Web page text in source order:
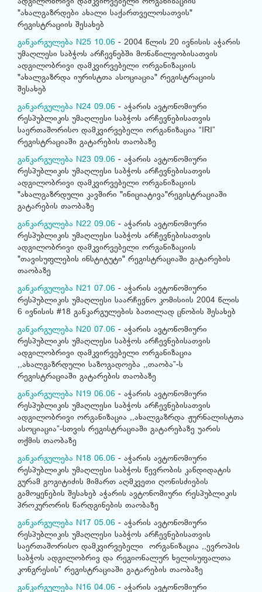
"ახალგაზრდები ახალი საქართველოსათვის"
რეგისტრაციის შესახებ
განკარგულება N25 10.06 - 2004 წლის 20 ივნისის აჭარის
უმაღლესი საბჭოს არჩევნებში მონაწილეობისათვის
ადგილობრივი დამკვირვებელი ორგანიზაციის
"ახალგაზრდა იურისტთა ასოციაცია" რეგისტრაციის
შესახებ
განკარგულება N24 09.06 - აჭარის ავტონომიური
რესპუბლიკის უმაღლესი საბჭოს არჩევნებისათვის
საერთაშორისო დამკვირვებელი ორგანიზაცია “IRI”
რეგისტრაციაში გატარების თაობაზე
განკარგულება N23 09.06 - აჭარის ავტონომიური
რესპუბლიკის უმაღლესი საბჭოს არჩევნებისათვის
ადგილობრივი დამკვირვებელი ორგანიზაციის
"ახალგაზრდული კავშირი "ინიციატივა"რეგისტრაციაში
გატარების თაობაზე
განკარგულება N22 09.06 - აჭარის ავტონომიური
რესპუბლიკის უმაღლესი საბჭოს არჩევნებისათვის
ადგილობრივი დამკვირვებელი ორგანიზაციის
"თავისუფლების ინსტიტუტი" რეგისტრაციაში გატარების
თაობაზე
განკარგულება N21 07.06 - აჭარის ავტონომიური
რესპუბლიკის უმაღლესი საარჩევნო კომისიის 2004 წლის
6 ივნისის #18 განკარგულების ბათილად ცნობის შესახებ
განკარგულება N20 07.06 - აჭარის ავტონომიური
რესპუბლიკის უმაღლესი საბჭოს არჩევნებისათვის
ადგილობრივი დამკვირვებელი ორგანიზაცია
,,ახალგაზრდული საზოგადოება ,,თაობა”-ს
რეგისტრაციაში გატარების თაობაზე
განკარგულება N19 06.06 - აჭარის ავტონომიური
რესპუბლიკის უმაღლესი საბჭოს არჩევნებისათვის
ადგილობრივი ორგანიზაცია ,,ახალგაზრდა ჟურნალისტთა
ასოციაცია”-სთვის რეგისტრაციაში გატარებაზე უარის
თქმის თაობაზე
განკარგულება N18 06.06 - აჭარის ავტონომიური
რესპუბლიკის უმაღლესი საბჭოს წევრობის კანდიდატის
გურამ გოგიტიძის მიმართ აღმკვეთი ღონისძიების
გამოყენების შესახებ აჭარის ავტონომიური რესპუბლიკის
პროკურორის წარდგინების თაობაზე
განკარგულება N17 05.06 - აჭარის ავტონომიური
რესპუბლიკის უმაღლესი საბჭოს არჩევნებისათვის
საერთაშორისო დამკვირვებელი ორგანიზაცია ,,ევროპის
საბჭოს ადგილობრივ და რეგიონალურ ხელისუფალთა
კონგრესის” რეგისტრაციაში გატარების თაობაზე
განკარგულება N16 04.06 - აჭარის ავტონომიური